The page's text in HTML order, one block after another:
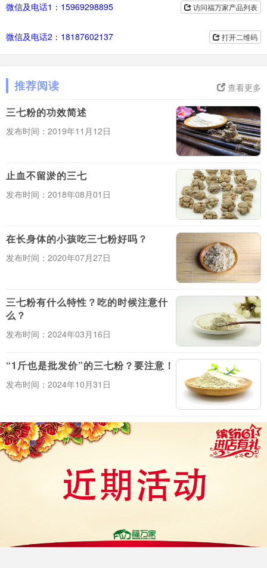
访问福万家产品列表
微信及电话1：15969298895
打开二维码
微信及电话2：18187602137
查看更多
推荐阅读
三七粉的功效简述
发布时间：2019年11月12日
止血不留淤的三七
发布时间：2018年08月01日
在长身体的小孩吃三七粉好吗？
发布时间：2020年07月27日
三七粉有什么特性？吃的时候注意什
么？
发布时间：2024年03月16日
“1斤也是批发价”的三七粉？要注意！
发布时间：2024年10月31日